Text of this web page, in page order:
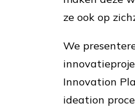
ze ook op
We
Innovation
ideation